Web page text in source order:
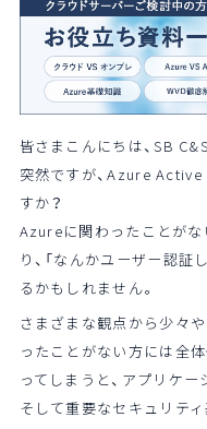
皆さまこんにちは、SB C&S
突然ですが、Azure
すか？
Azureに関わったことが
り、「なんかユーザー認証
るかもしれません。
さまざまな観点から少々
ったことがない方には全
ってしまうと、アプリケ
そして重要なセキュリテ